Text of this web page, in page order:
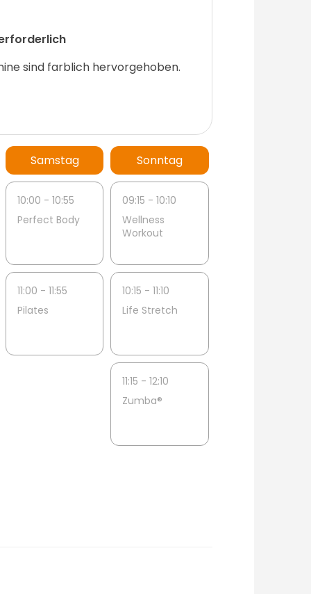
sind farblich hervorgehoben.
Samstag
10:00 - 10:55
Perfect Body
11:00 - 11:55
Pilates
Sonntag
09:15 - 10:10
Wellness
Workout
10:15 - 11:10
Life Stretch
11:15 - 12:10
Zumba®